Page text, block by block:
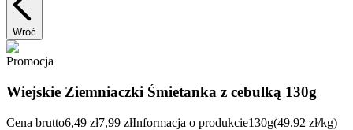
Wróć
Promocja
Wiejskie Ziemniaczki Śmietanka z cebulką 130g
Cena brutto6,49 zł7,99 złInformacja o produkcie130g(49.92 zł/kg)